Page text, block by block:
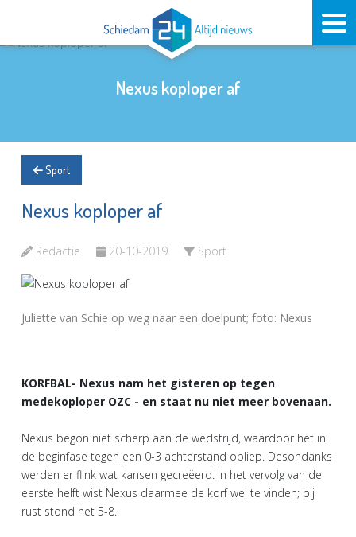
Nexus koploper af
Sport
Nexus koploper af
Redactie 20-10-2019 Sport
Juliette van Schie op weg naar een doelpunt; foto: Nexus
KORFBAL- Nexus nam het gisteren op tegen
medekoploper OZC - en staat nu niet meer bovenaan.
Nexus begon niet scherp aan de wedstrijd, waardoor het in
de beginfase tegen een 0-3 achterstand opliep. Desondanks
werden er flink wat kansen gecreëerd. In het vervolg van de
eerste helft wist Nexus daarmee de korf wel te vinden; bij
rust stond het 5-8.